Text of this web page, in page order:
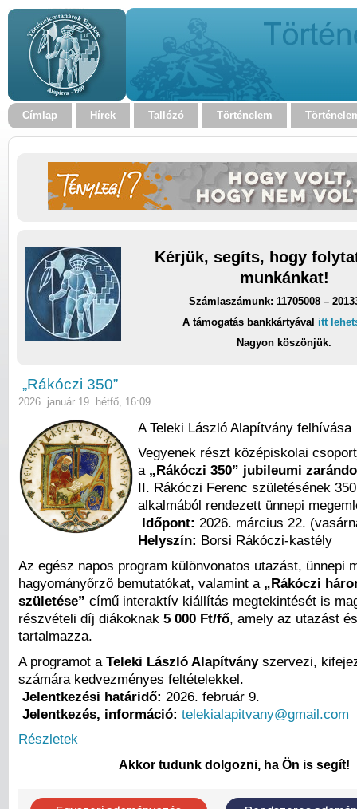
Címlap Hírek Tallózó Történelem
Kérjük, segíts, hogy
munkánkat!
Számlaszámunk: 11705008 –
A támogatás bankkártyával itt
Nagyon köszönjük.
„Rákóczi 350”
2026. január 19. hétfő, 16:09
A Teleki László Alapítvány felhívása
Vegyenek részt középiskolai
a „Rákóczi 350” jubileumi
II. Rákóczi Ferenc születésének
alkalmából rendezett ünnepi
Időpont: 2026. március 22.
Helyszín: Borsi Rákóczi-kastély
Az egész napos program különvonatos utazást, ünnepi
hagyományőrző bemutatókat, valamint a „Rákóczi
születése” című interaktív kiállítás megtekintését is
részvételi díj diákoknak 5 000 Ft/fő, amely az utazást
tartalmazza.
A programot a Teleki László Alapítványszervezi,
számára kedvezményes feltételekkel.
Jelentkezési határidő: 2026. február 9.
Jelentkezés, információ: telekialapitvany@gmail.com
Részletek
Akkor tudunk dolgozni, ha Ön is segít!